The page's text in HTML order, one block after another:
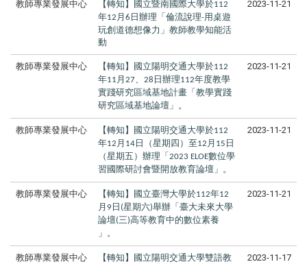
教師專業發展中心 【轉知】國立暨南國際大學於112
年12 月 6 日辦理「倫流說理-用桌遊
玩創道德想像力」教師教學知能活
動
2023-11-21
教師專業發展中心 【轉知】國立陽明交通大學於112
年11 月 27 28 日辦理112年度教學
實踐研究區域基地計畫「教學實踐
研究區域基地論壇」。
2023-11-21
教師專業發展中心 【轉知】國立陽明交通大學於112
年12 月 14 日（星期四）至12 月 15 日
（星期五）辦理「 2023 ELOE數位學
習國際研討會暨開放教育論壇」。
2023-11-21
教師專業發展中心 【轉知】國立臺灣大學於112年12
月 9 日 (星期六)舉辦「臺大未來大學
論壇(三)高等教育中的數位素養
」。
2023-11-21
教師專業發展中心
【轉知】國立陽明交通大學雙語教
2023-11-17